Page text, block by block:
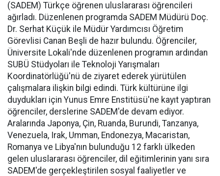
(SADEM) Türkçe öğrenen uluslararası öğrencileri
ağırladı. Düzenlenen programda SADEM Müdürü Doç.
Dr. Serhat Küçük ile Müdür Yardımcısı Öğretim
Görevlisi Canan Beşli de hazır bulundu. Öğrenciler,
Üniversite Lokali'nde düzenlenen programın ardından
SUBÜ Stüdyoları ile Teknoloji Yarışmaları
Koordinatörlüğü'nü de ziyaret ederek yürütülen
çalışmalara ilişkin bilgi edindi. Türk kültürüne ilgi
duydukları için Yunus Emre Enstitüsü'ne kayıt yaptıran
öğrenciler, derslerine SADEM'de devam ediyor.
Aralarında Japonya, Çin, Ruanda, Burundi, Tanzanya,
Venezuela, Irak, Umman, Endonezya, Macaristan,
Romanya ve Libya'nın bulunduğu 12 farklı ülkeden
gelen uluslararası öğrenciler, dil eğitimlerinin yanı sıra
SADEM'de gerçekleştirilen sosyal faaliyetler ve